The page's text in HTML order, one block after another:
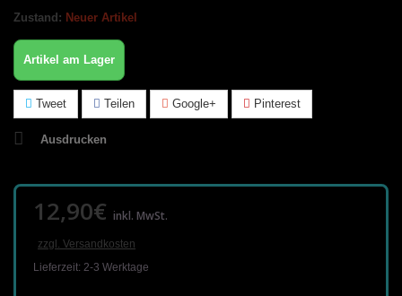
Zustand: Neuer Artikel
Artikel am Lager
Tweet Teilen Google+ Pinterest
Ausdrucken
12,90€ inkl. MwSt.
zzgl. Versandkosten
Lieferzeit: 2-3 Werktage